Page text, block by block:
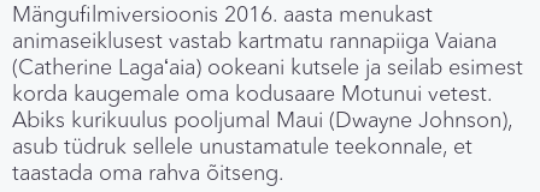
Mängufilmiversioonis 2016. aasta menukast
animaseiklusest vastab kartmatu rannapiiga Vaiana
(Catherine Lagaʻaia) ookeani kutsele ja seilab esimest
korda kaugemale oma kodusaare Motunui vetest.
Abiks kurikuulus pooljumal Maui (Dwayne Johnson),
asub tüdruk sellele unustamatule teekonnale, et
taastada oma rahva õitseng.